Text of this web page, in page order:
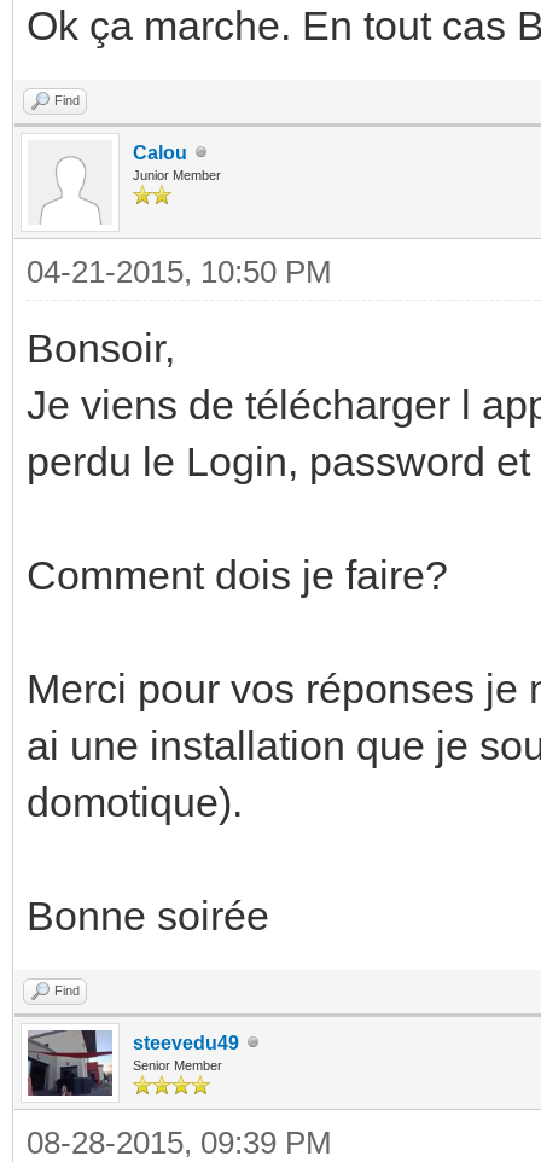
Ok ça marche. En tout cas
Find
Calou
Junior Member
04-21-2015, 10:50 PM
Bonsoir,
Je viens de télécharger l
perdu le Login, password
Comment dois je faire?
Merci pour vos réponses je
ai une installation que je
domotique).
Bonne soirée
Find
steevedu49
Senior Member
08-28-2015, 09:39 PM